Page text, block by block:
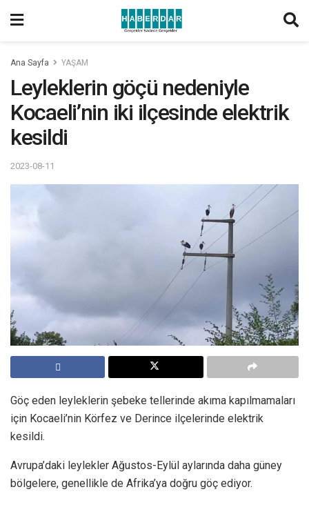
Ana Sayfa YAŞAM
Leyleklerin göçü nedeniyle
Kocaeli’nin iki ilçesinde elektrik
kesildi
2023-08-11
Göç eden leyleklerin şebeke tellerinde akıma kapılmamaları
için Kocaeli’nin Körfez ve Derince ilçelerinde elektrik
kesildi.
Avrupa’daki leylekler Ağustos-Eylül aylarında daha güney
bölgelere, genellikle de Afrika’ya doğru göç ediyor.